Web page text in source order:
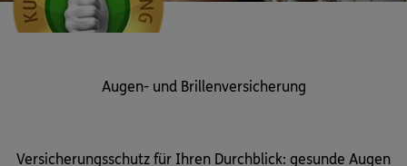
Augen- und Brillenversicherung
Versicherungsschutz für Ihren Durchblick: gesunde Augen